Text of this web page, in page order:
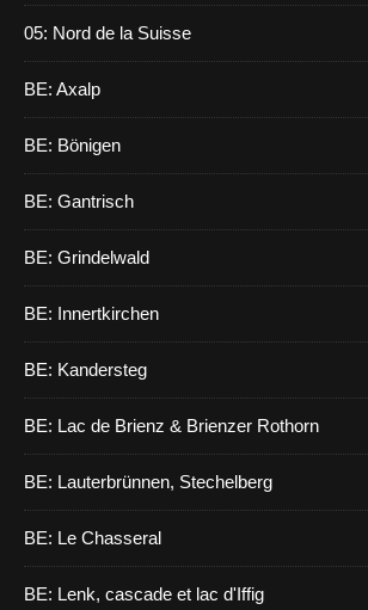
05: Nord de la Suisse
BE: Axalp
BE: Bönigen
BE: Gantrisch
BE: Grindelwald
BE: Innertkirchen
BE: Kandersteg
BE: Lac de Brienz & Brienzer Rothorn
BE: Lauterbrünnen, Stechelberg
BE: Le Chasseral
BE: Lenk, cascade et lac d'Iffig